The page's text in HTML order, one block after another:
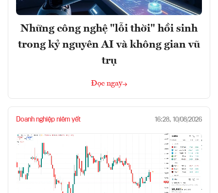
Những công nghệ "lỗi thời" hồi sinh
trong kỷ nguyên AI và không gian vũ
trụ
Đọc ngay
Doanh nghiệp niêm yết 16:28, 10/08/2026